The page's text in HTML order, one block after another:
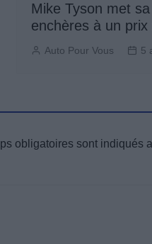
Mike Tyson met
enchères à un prix
Auto Pour Vous 5
obligatoires sont indiqués